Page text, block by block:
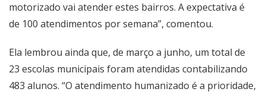
motorizado vai atender estes bairros. A expectativa é
de 100 atendimentos por semana”, comentou.
Ela lembrou ainda que, de março a junho, um total de
23 escolas municipais foram atendidas contabilizando
483 alunos. “O atendimento humanizado é a prioridade,